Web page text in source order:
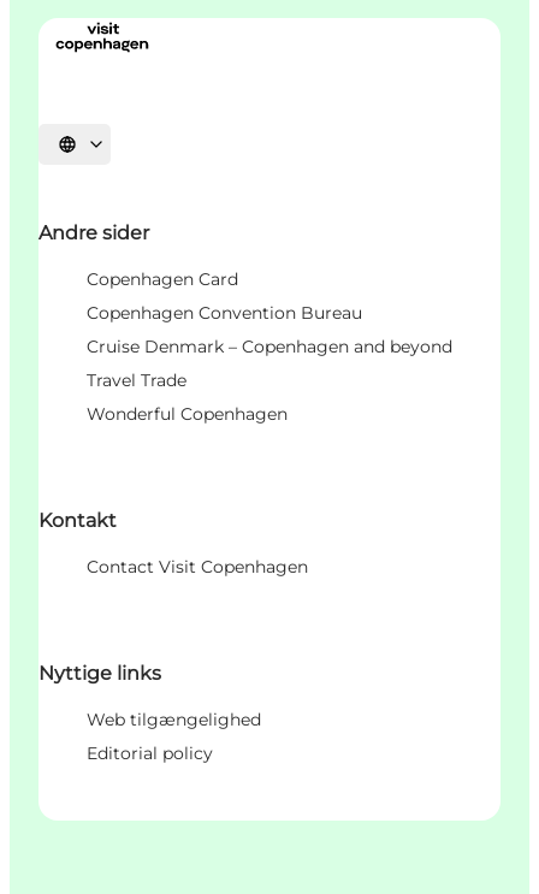
Vælg sprog
Andre sider
Copenhagen Card
Copenhagen Convention Bureau
Cruise Denmark – Copenhagen and beyond
Travel Trade
Wonderful Copenhagen
Kontakt
Contact Visit Copenhagen
Nyttige links
Web tilgængelighed
Editorial policy